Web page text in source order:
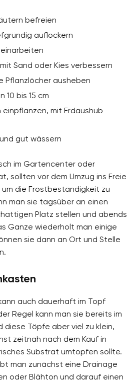
befreien
auflockern
Sand oder Kies verbessern
Pflanzlöcher ausheben
10 bis 15 cm
mit Erdaushub
gut wässern
im Gartencenter oder
sollten vor dem Umzug ins Freie
die Frostbeständigkeit zu
man sie tagsüber an einen
Platz stellen und abends
Ganze wiederholt man einige
sie dann an Ort und Stelle
auch dauerhaft im Topf
Regel kann man sie bereits im
diese Töpfe aber viel zu klein,
zeitnah nach dem Kauf in
Substrat umtopfen sollte.
man zunächst eine Drainage
oder Blähton und darauf einen